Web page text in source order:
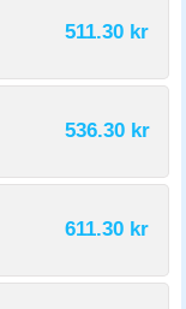
511.30 kr
536.30 kr
611.30 kr